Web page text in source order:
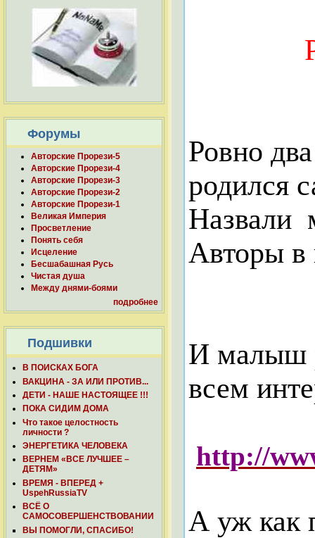
Форумы
Авторские Прорези-5
Авторские Прорези-4
Авторские Прорези-3
Авторские Прорези-2
Авторские Прорези-1
Великая Империя
Просветление
Понять себя
Исцеление
Бесшабашная Русь
Чистая душа
Между днями-боями
подробнее
Подшивки
В ПОИСКАХ БОГА
ВАКЦИНА - ЗА ИЛИ ПРОТИВ...
ДЕТИ - НАШЕ НАСТОЯЩЕЕ !!!
ПОКА СИДИМ ДОМА
Что такое целостность
личности ?
ЭНЕРГЕТИКА ЧЕЛОВЕКА
ВЕРНЕМ «ВСЕ ЛУЧШЕЕ –
ДЕТЯМ»
ВРЕМЯ - ВПЕРЕД +
UspehRussiaTV
ВСЁ О
САМОСОВЕРШЕНСТВОВАНИИ
ВЫ ПОМОГЛИ, СПАСИБО!
Ровно
родился
Назвали
Авторы
И малыш
всем
http://
А уж как